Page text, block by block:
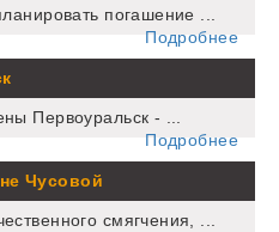
погашение ...
Подробнее
Первоуральск - ...
Подробнее
Чусовой
смягчения, ...